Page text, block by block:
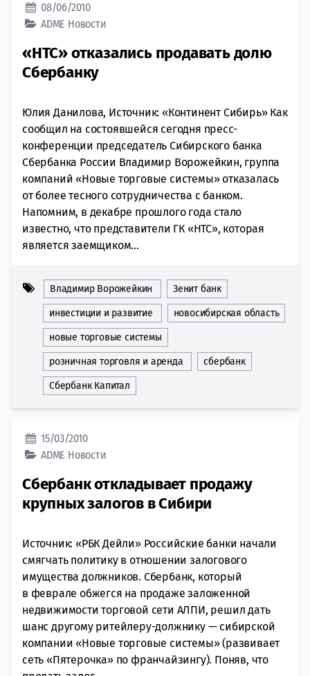
08/06/2010
ADME Новости
«НТС» отказались продавать долю
Сбербанку
Юлия Данилова, Источник: «Континент Сибирь» Как
сообщил на состоявшейся сегодня пресс-
конференции председатель Сибирского банка
Сбербанка России Владимир Ворожейкин, группа
компаний «Новые торговые системы» отказалась
от более тесного сотрудничества с банком.
Напомним, в декабре прошлого года стало
известно, что представители ГК «НТС», которая
является заемщиком...
Владимир Ворожейкин Зенит банк
инвестиции и развитие новосибирская область
новые торговые системы
розничная торговля и аренда сбербанк
Сбербанк Капитал
15/03/2010
ADME Новости
Сбербанк откладывает продажу
крупных залогов в Сибири
Источник: «РБК Дейли» Российские банки начали
смягчать политику в отношении залогового
имущества должников. Сбербанк, который
в феврале обжегся на продаже заложенной
недвижимости торговой сети АЛПИ, решил дать
шанс другому ритейлеру-должнику — сибирской
компании «Новые торговые системы» (развивает
сеть «Пятерочка» по франчайзингу). Поняв, что